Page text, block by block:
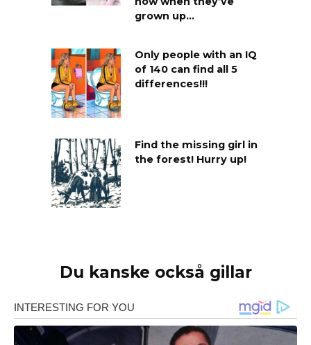
grown up…
Only people with an IQ
of 140 can find all 5
differences!!!
Find the missing girl in
the forest! Hurry up!
Du kanske också gillar